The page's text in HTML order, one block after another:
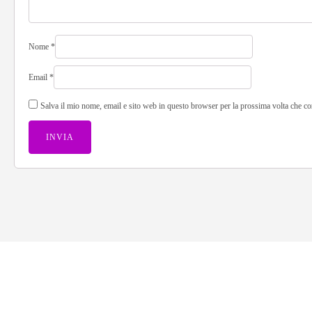
Nome *
Email *
Salva il mio nome, email e sito web in questo browser per la prossima volta che